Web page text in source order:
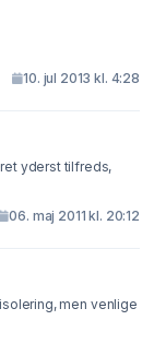
10. jul 2013 kl. 4:28
yderst tilfreds,
06. maj 2011 kl. 20:12
men venlige